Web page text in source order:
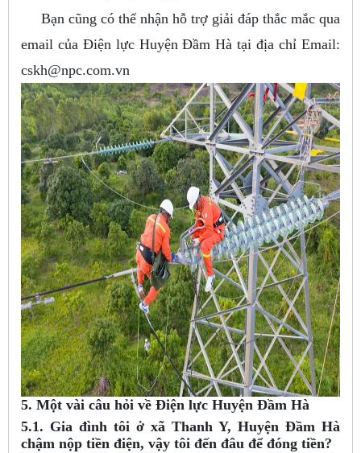
Bạn cũng có thể nhận hỗ trợ giải đáp thắc mắc qua
email của Điện lực Huyện Đầm Hà tại địa chỉ Email:
cskh@npc.com.vn
5. Một vài câu hỏi về Điện lực Huyện Đầm Hà
5.1. Gia đình tôi ở xã Thanh Y, Huyện Đầm Hà
chậm nộp tiền điện, vậy tôi đến đâu để đóng tiền?